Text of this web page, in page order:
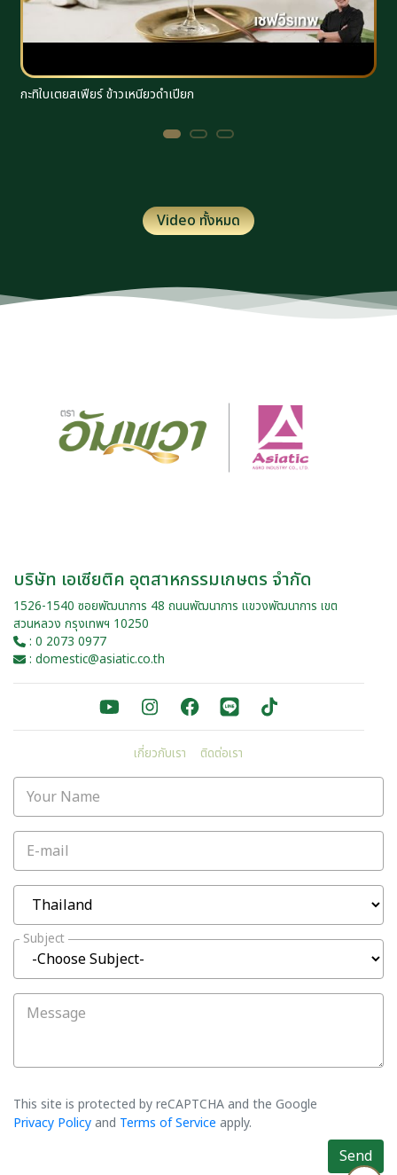
กะทิใบเตยสเฟียร์ ข้าวเหนียวดำเปียก
Video ทั้งหมด
บริษัท เอเซียติค อุตสาหกรรมเกษตร จำกัด
1526-1540 ซอยพัฒนาการ 48 ถนนพัฒนาการ แขวงพัฒนาการ เขต
สวนหลวง กรุงเทพฯ 10250
: 0 2073 0977
: domestic@asiatic.co.th
เกี่ยวกับเรา ติดต่อเรา
Your Name
E-mail
Subject
Message
This site is protected by reCAPTCHA and the Google
Privacy Policyand Terms of Service apply.
Send